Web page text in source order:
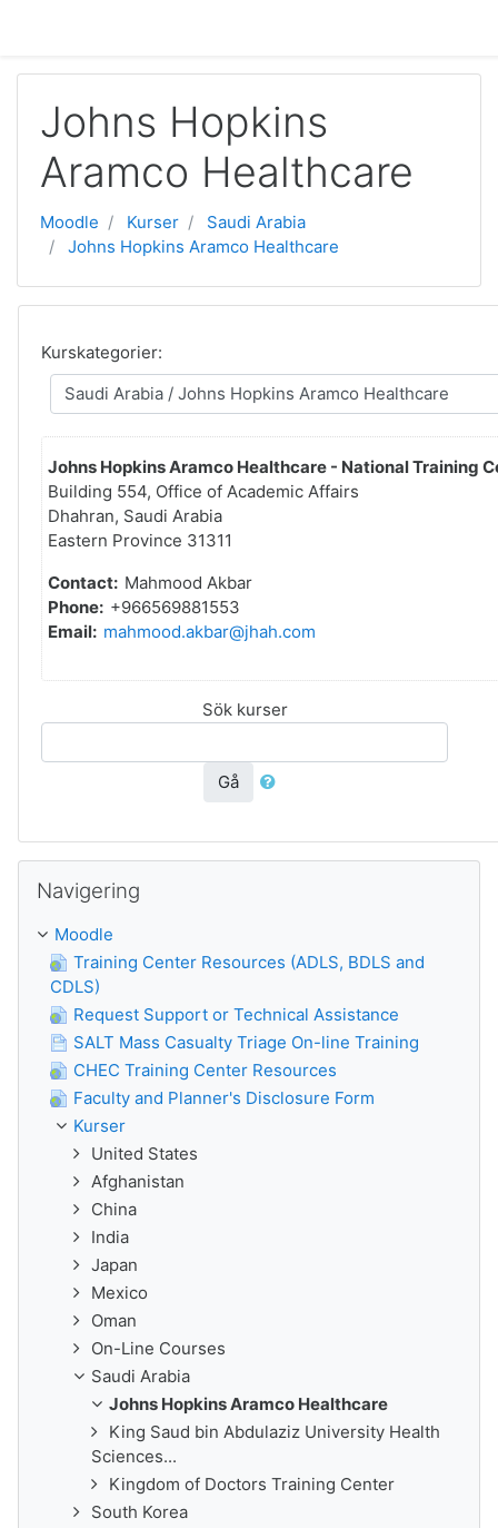
Johns Hopkins
Aramco Healthcare
Moodle Kurser
Saudi Arabia
Johns Hopkins Aramco Healthcare
Kurskategorier:
Johns Hopkins Aramco Healthcare - National Training
Building 554, Office of Academic Affairs
Dhahran, Saudi Arabia
Eastern Province 31311
Contact: Mahmood Akbar
Phone: +966569881553
Email: mahmood.akbar@jhah.com
Sök kurser
Gå
Navigering
Moodle
Training Center Resources (ADLS, BDLS and
CDLS)
Request Support or Technical Assistance
SALT Mass Casualty Triage On-line Training
CHEC Training Center Resources
Faculty and Planner's Disclosure Form
Kurser
United States
Afghanistan
China
India
Japan
Mexico
Oman
On-Line Courses
Saudi Arabia
Johns Hopkins Aramco Healthcare
King Saud bin Abdulaziz University Health
Sciences...
Kingdom of Doctors Training Center
South Korea